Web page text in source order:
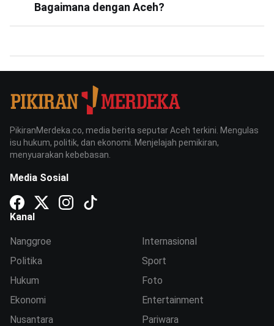
Bagaimana dengan Aceh?
PikiranMerdeka.co, media berita seputar Aceh terkini. Mengulas
isu hukum, politik, dan ekonomi. Menjelajah pemikiran,
menyuarakan kebebasan.
Media Sosial
Kanal
Nanggroe
Politika
Hukum
Ekonomi
Nusantara
Internasional
Sport
Foto
Entertainment
Pariwara